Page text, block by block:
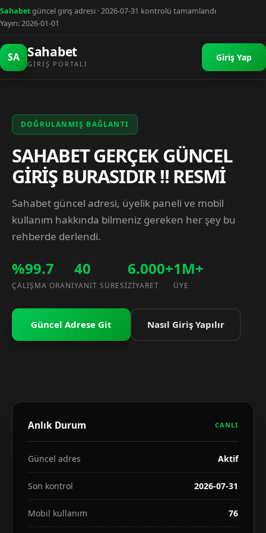
Sahabetgüncel giriş adresi · 2026-07-31 kontrolü tamamlandı
Yayın: 2026-01-01
SA Sahabet
GIRIŞ PORTALI
Giriş Yap
DOĞRULANMIŞ BAĞLANTI
SAHABET GERÇEK GÜNCEL
GİRİŞ BURASIDIR !! RESMİ
Sahabet güncel adresi, üyelik paneli ve mobil
kullanım hakkında bilmeniz gereken her şey bu
rehberde derlendi.
%99.7
ÇALIŞMA ORANI
40
YANIT SÜRESI
6.000+
ZIYARET
1M+
ÜYE
Güncel Adrese Git Nasıl Giriş Yapılır
Anlık Durum CANLI
Güncel adres Aktif
Son kontrol 2026-07-31
Mobil kullanım 76